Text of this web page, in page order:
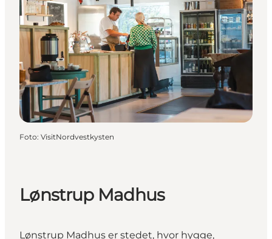
Foto: VisitNordvestkysten
Lønstrup Madhus
Lønstrup Madhus er stedet, hvor hygge,